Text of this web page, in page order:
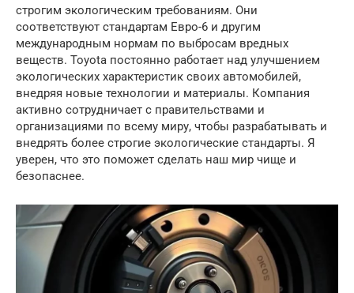
строгим экологическим требованиям. Они
соответствуют стандартам Евро-6 и другим
международным нормам по выбросам вредных
веществ. Toyota постоянно работает над улучшением
экологических характеристик своих автомобилей,
внедряя новые технологии и материалы. Компания
активно сотрудничает с правительствами и
организациями по всему миру, чтобы разрабатывать и
внедрять более строгие экологические стандарты. Я
уверен, что это поможет сделать наш мир чище и
безопаснее.